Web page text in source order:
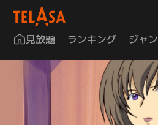
見放題 ランキング ジャ